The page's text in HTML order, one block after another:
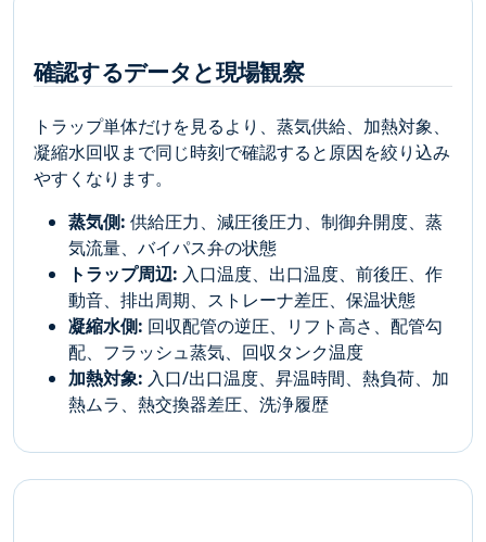
確認するデータと現場観察
トラップ単体だけを見るより、蒸気供給、加熱対象、
凝縮水回収まで同じ時刻で確認すると原因を絞り込み
やすくなります。
蒸気側: 供給圧力、減圧後圧力、制御弁開度、蒸
気流量、バイパス弁の状態
トラップ周辺: 入口温度、出口温度、前後圧、作
動音、排出周期、ストレーナ差圧、保温状態
凝縮水側: 回収配管の逆圧、リフト高さ、配管勾
配、フラッシュ蒸気、回収タンク温度
加熱対象: 入口/出口温度、昇温時間、熱負荷、加
熱ムラ、熱交換器差圧、洗浄履歴